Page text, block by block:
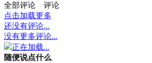
全部评论
评论
点击加载更多
还没有评论...
没有更多评论...
正在加载...
随便说点什么